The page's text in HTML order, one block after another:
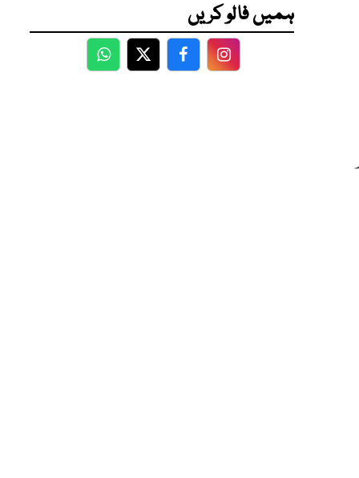
ہمیں فالو کریں
WhatsApp
TwitterFacebookFacebook